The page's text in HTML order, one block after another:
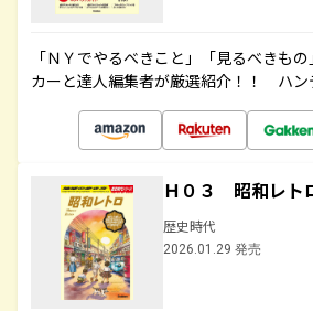
「ＮＹでやるべきこと」「見るべきも
カーと達人編集者が厳選紹介！！ ハン
Ｈ０３ 昭和レト
歴史時代
2026.01.29 発売